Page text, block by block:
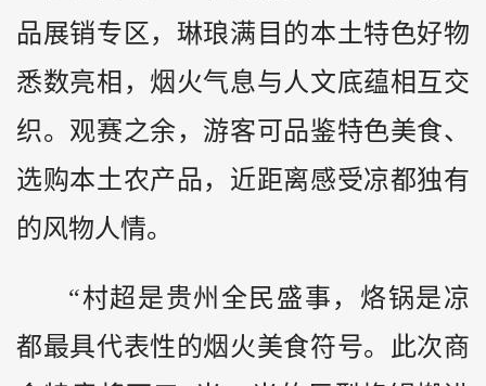
品展销专区，琳琅满目的本土特色好物
悉数亮相，烟火气息与人文底蕴相互交
织。观赛之余，游客可品鉴特色美食、
选购本土农产品，近距离感受凉都独有
的风物人情。
“村超是贵州全民盛事，烙锅是凉
都最具代表性的烟火美食符号。此次商